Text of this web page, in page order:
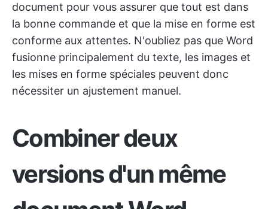
document pour vous assurer que tout est dans
la bonne commande et que la mise en forme est
conforme aux attentes. N'oubliez pas que Word
fusionne principalement du texte, les images et
les mises en forme spéciales peuvent donc
nécessiter un ajustement manuel.
Combiner deux
versions d'un même